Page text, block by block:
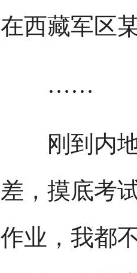
在西藏军区
……
刚到内地
差，摸底考
作业，我都